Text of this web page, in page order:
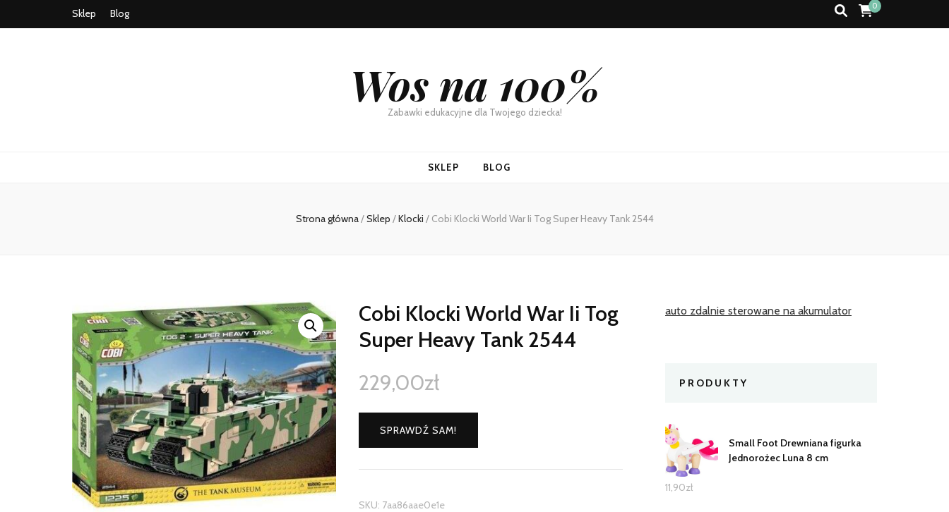
Sklep Blog
0
Wos na 100%
Zabawki edukacyjne dla Twojego dziecka!
SKLEP BLOG
Strona główna/Sklep /Klocki / Cobi Klocki World War Ii Tog Super Heavy Tank 2544
Cobi Klocki World War Ii Tog
Super Heavy Tank 2544
229,00zł
SPRAWDŹ SAM!
SKU: 7aa86aae0e1e
auto zdalnie sterowane na akumulator
PRODUKTY
Small Foot Drewniana figurka
Jednorożec Luna 8 cm
11,90zł